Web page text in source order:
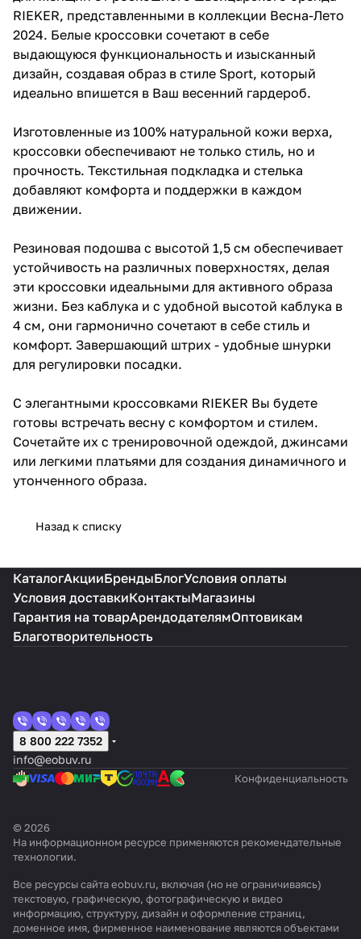
RIEKER, представленными в коллекции Весна-Лето
2024. Белые кроссовки сочетают в себе
выдающуюся функциональность и изысканный
дизайн, создавая образ в стиле Sport, который
идеально впишется в Ваш весенний гардероб.
Изготовленные из 100% натуральной кожи верха,
кроссовки обеспечивают не только стиль, но и
прочность. Текстильная подкладка и стелька
добавляют комфорта и поддержки в каждом
движении.
Резиновая подошва с высотой 1,5 см обеспечивает
устойчивость на различных поверхностях, делая
эти кроссовки идеальными для активного образа
жизни. Без каблука и с удобной высотой каблука в
4 см, они гармонично сочетают в себе стиль и
комфорт. Завершающий штрих - удобные шнурки
для регулировки посадки.
С элегантными кроссовками RIEKER Вы будете
готовы встречать весну с комфортом и стилем.
Сочетайте их с тренировочной одеждой, джинсами
или легкими платьями для создания динамичного и
утонченного образа.
Назад к списку
КаталогАкцииБрендыБлогУсловия оплаты
Условия доставкиКонтактыМагазины
Гарантия на товарАрендодателямОптовикам
Благотворительность
8 800 222 7352
info@eobuv.ru
Конфиденциальность
© 2026
На информационном ресурсе применяются рекомендательные
технологии.
Все ресурсы сайта eobuv.ru, включая (но не ограничиваясь)
текстовую, графическую, фотографическую и видео
информацию, структуру, дизайн и оформление страниц,
доменное имя, фирменное наименование являются объектами